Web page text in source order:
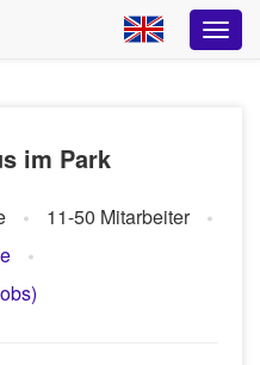
im Park
11-50 Mitarbeiter